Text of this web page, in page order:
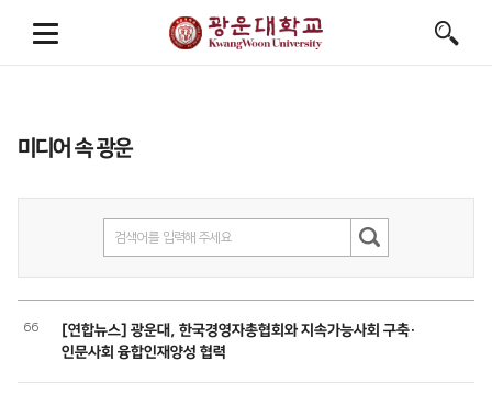
미디어 속 광운
66
[연합뉴스] 광운대, 한국경영자총협회와 지속가능사회 구축·
인문사회 융합인재양성 협력